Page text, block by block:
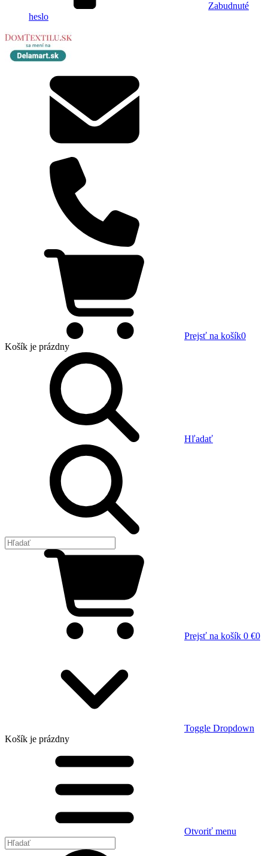
Zabudnuté
heslo
Prejsť na košík0
Košík je prázdny
Hľadať
Prejsť na košík 0 €0
Toggle Dropdown
Košík je prázdny
Otvoriť menu